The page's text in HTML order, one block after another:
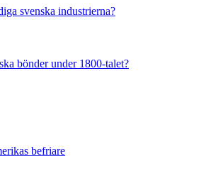
svenska industrierna?
bönder under 1800-talet?
befriare